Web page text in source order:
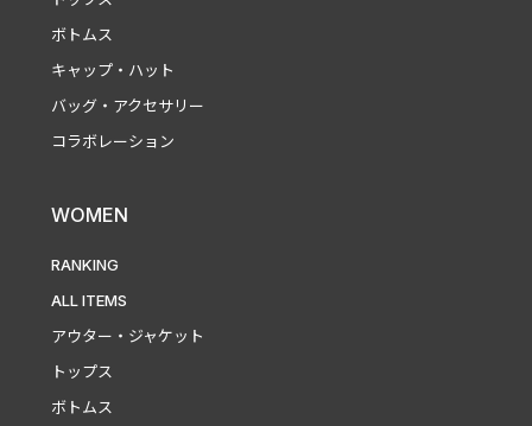
ボトムス
キャップ・ハット
バッグ・アクセサリー
コラボレーション
WOMEN
RANKING
ALL ITEMS
アウター・ジャケット
トップス
ボトムス